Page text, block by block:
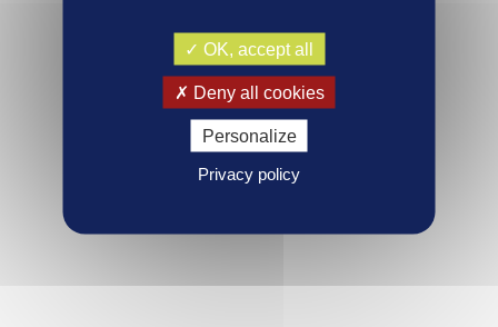
OK, accept all
Deny all cookies
Personalize
Privacy policy